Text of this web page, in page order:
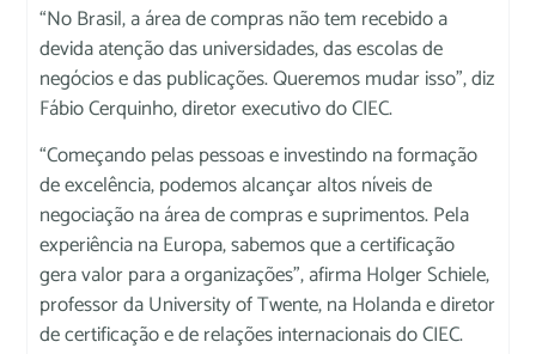
“No Brasil, a área de compras não tem recebido a
devida atenção das universidades, das escolas de
negócios e das publicações. Queremos mudar isso”, diz
Fábio Cerquinho, diretor executivo do CIEC.
“Começando pelas pessoas e investindo na formação
de excelência, podemos alcançar altos níveis de
negociação na área de compras e suprimentos. Pela
experiência na Europa, sabemos que a certificação
gera valor para a organizações”, afirma Holger Schiele,
professor da University of Twente, na Holanda e diretor
de certificação e de relações internacionais do CIEC.